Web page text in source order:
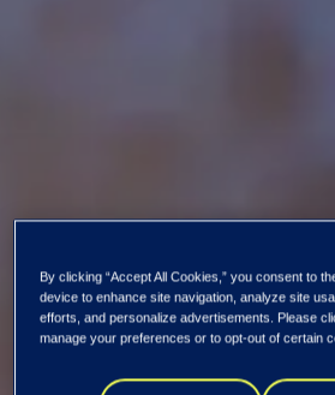
By clicking “Accept All Cookies,” you consent to
device to enhance site navigation, analyze site
efforts, and personalize advertisements. Please
manage your preferences or to opt-out of certain